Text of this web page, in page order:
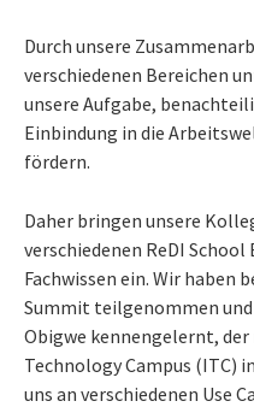
Durch unsere
verschiedenen Bereichen
unsere Aufgabe,
Einbindung in die
fördern.
Daher bringen unsere
verschiedenen ReDI
Fachwissen ein. Wir haben
Summit teilgenommen und
Obigwe kennengelernt,
Technology Campus (ITC)
uns an verschiedenen Use